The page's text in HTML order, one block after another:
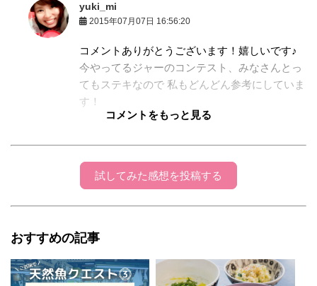
yuki_mi
2015年07月07日 16:56:20
コメントありがとうございます！嬉しいです♪
今やってるジャーのコンテスト、みなさんとっ
てもステキなので 私もどんどん参考にしていま
す！
2015年3月20日 21:37
コメントありがとうございます♪ とっても嬉しいで
yuki_mi
2015年03月22日 13:00:13
コメントをもっと見る
試してみた感想を投稿する
おすすめの記事